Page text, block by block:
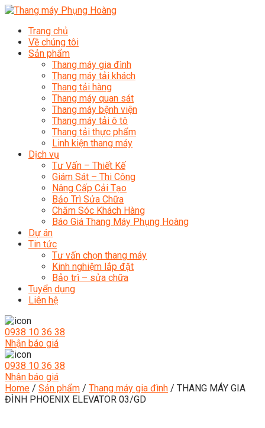
Trang chủ
Về chúng tôi
Sản phẩm
Thang máy gia đình
Thang máy tải khách
Thang tải hàng
Thang máy quan sát
Thang máy bệnh viện
Thang máy tải ô tô
Thang tải thực phẩm
Linh kiện thang máy
Dịch vụ
Tư Vấn – Thiết Kế
Giám Sát – Thi Công
Nâng Cấp Cải Tạo
Bảo Trì Sửa Chữa
Chăm Sóc Khách Hàng
Báo Giá Thang Máy Phụng Hoàng
Dự án
Tin tức
Tư vấn chọn thang máy
Kinh nghiệm lắp đặt
Bảo trì – sửa chữa
Tuyển dụng
Liên hệ
0938 10 36 38
Nhận báo giá
0938 10 36 38
Nhận báo giá
Home / Sản phẩm / Thang máy gia đình / THANG MÁY GIA
ĐÌNH PHOENIX ELEVATOR 03/GD